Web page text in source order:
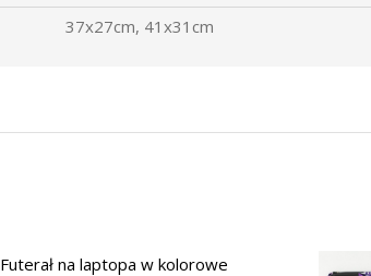
37x27cm, 41x31cm
Futerał na laptopa w kolorowe